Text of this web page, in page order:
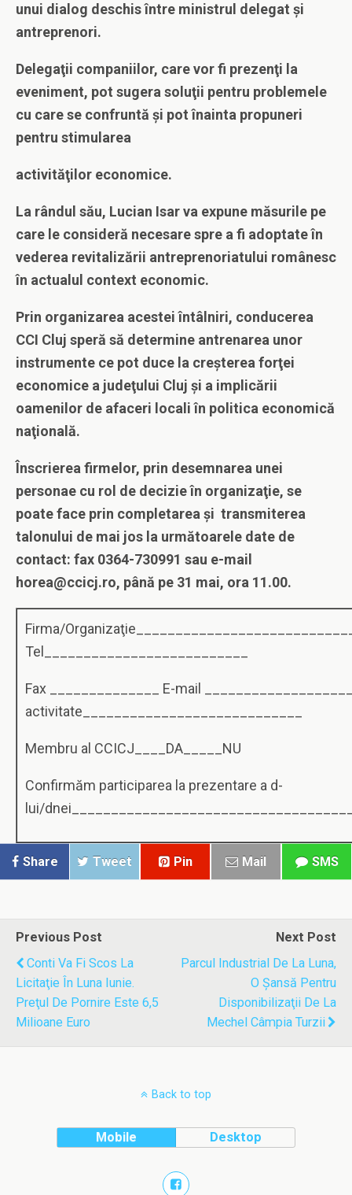
unui dialog deschis între ministrul delegat şi
antreprenori.
Delegaţii companiilor, care vor fi prezenţi la
eveniment, pot sugera soluţii pentru problemele
cu care se confruntă şi pot înainta propuneri
pentru stimularea
activităţilor economice.
La rândul său, Lucian Isar va expune măsurile pe
care le consideră necesare spre a fi adoptate în
vederea revitalizării antreprenoriatului românesc
în actualul context economic.
Prin organizarea acestei întâlniri, conducerea
CCI Cluj speră să determine antrenarea unor
instrumente ce pot duce la creşterea forţei
economice a judeţului Cluj şi a implicării
oamenilor de afaceri locali în politica economică
naţională.
Înscrierea firmelor, prin desemnarea unei
personae cu rol de decizie în organizaţie, se
poate face prin completarea şi transmiterea
talonului de mai jos la următoarele date de
contact: fax 0364-730991 sau e-mail
horea@ccicj.ro, până pe 31 mai, ora 11.00.
Firma/
Tel__________________________
Fax ______________ E-mail
activitate____________________________
Membru al CCICJ____DA_____NU
Confirmăm participarea la prezentare a d-
lui/
Share Tweet Pin Mail SMS
Previous Post
Conti Va Fi Scos La
Licitaţie În Luna Iunie.
Preţul De Pornire Este 6,5
Milioane Euro
Next Post
Parcul Industrial De La Luna,
O Şansă Pentru
Disponibilizaţii De La
Mechel Câmpia Turzii
Back to top
Mobile Desktop